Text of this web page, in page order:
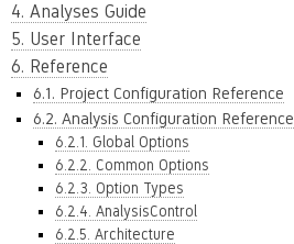
4. Analyses Guide
5. User Interface
6. Reference
6.1. Project Configuration Reference
6.2. Analysis Configuration Reference
6.2.1. Global Options
6.2.2. Common Options
6.2.3. Option Types
6.2.4. AnalysisControl
6.2.5. Architecture